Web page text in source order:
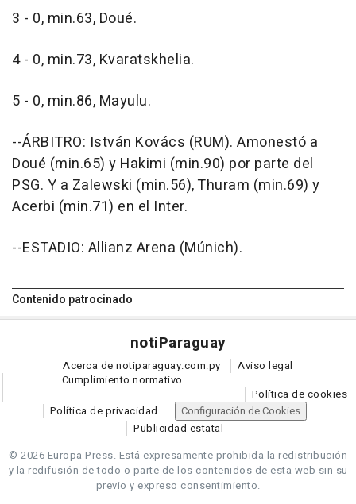
3 - 0, min.63, Doué.
4 - 0, min.73, Kvaratskhelia.
5 - 0, min.86, Mayulu.
--ÁRBITRO: István Kovács (RUM). Amonestó a
Doué (min.65) y Hakimi (min.90) por parte del
PSG. Y a Zalewski (min.56), Thuram (min.69) y
Acerbi (min.71) en el Inter.
--ESTADIO: Allianz Arena (Múnich).
Contenido patrocinado
notiParaguay
Acerca de notiparaguay.com.py
Aviso legal
Cumplimiento normativo
Política de cookies
Política de privacidad
Configuración de Cookies
Publicidad estatal
© 2026 Europa Press. Está expresamente prohibida la redistribución
y la redifusión de todo o parte de los contenidos de esta web sin su
previo y expreso consentimiento.